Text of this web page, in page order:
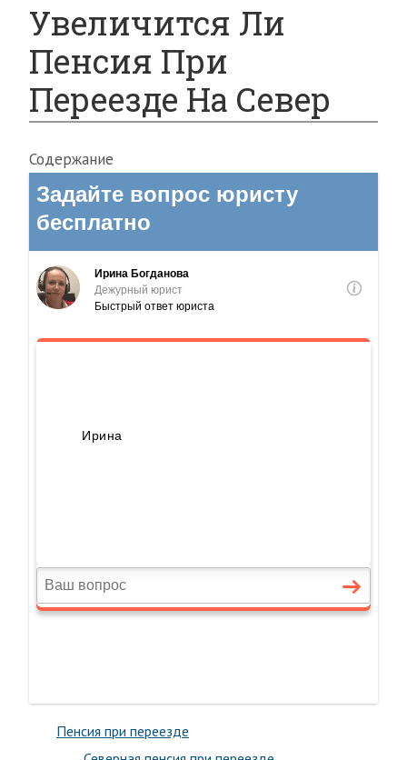
Увеличится Ли
Пенсия При
Переезде На Север
Содержание
Пенсия при переезде